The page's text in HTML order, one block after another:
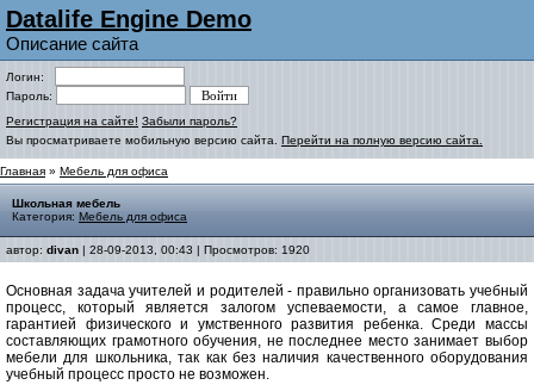
Datalife Engine Demo
Описание сайта
Логин:
Пароль:
Регистрация на сайте! Забыли пароль?
Вы просматриваете мобильную версию сайта. Перейти на полную версию сайта.
Главная » Мебель для офиса
Школьная мебель
Категория: Мебель для офиса
автор: divan | 28-09-2013, 00:43 | Просмотров: 1920
Основная задача учителей и родителей - правильно организовать учебный
процесс, который является залогом успеваемости, а самое главное,
гарантией физического и умственного развития ребенка. Среди массы
составляющих грамотного обучения, не последнее место занимает выбор
мебели для школьника, так как без наличия качественного оборудования
учебный процесс просто не возможен.